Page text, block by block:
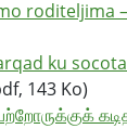
roditeljima
ku
143 Ko)